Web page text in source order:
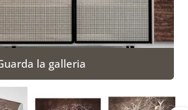
la galleria